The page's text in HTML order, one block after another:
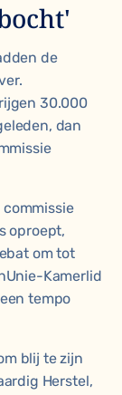
de
30.000
dan
oproept,
om tot
Kamerlid
tempo
blij te zijn
Herstel,